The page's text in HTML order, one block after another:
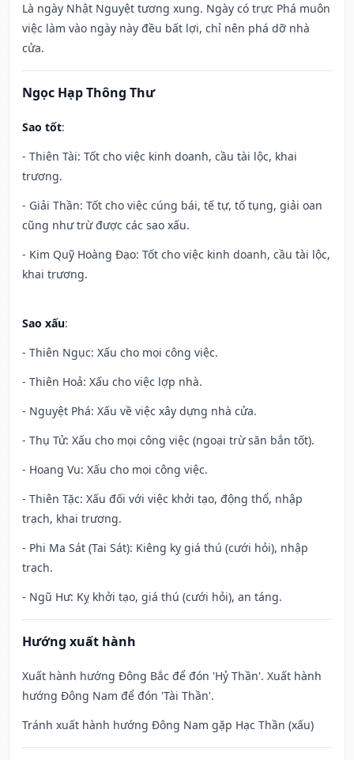
Là ngày Nhật Nguyệt tương xung. Ngày có trực Phá muôn
việc làm vào ngày này đều bất lợi, chỉ nên phá dỡ nhà
cửa.
Ngọc Hạp Thông Thư
Sao tốt:
- Thiên Tài: Tốt cho việc kinh doanh, cầu tài lộc, khai
trương.
- Giải Thần: Tốt cho việc cúng bái, tế tự, tố tụng, giải oan
cũng như trừ được các sao xấu.
- Kim Quỹ Hoàng Đạo: Tốt cho việc kinh doanh, cầu tài lộc,
khai trương.
Sao xấu:
- Thiên Ngục: Xấu cho mọi công việc.
- Thiên Hoả: Xấu cho việc lợp nhà.
- Nguyệt Phá: Xấu về việc xây dựng nhà cửa.
- Thụ Tử: Xấu cho mọi công việc (ngoại trừ săn bắn tốt).
- Hoang Vu: Xấu cho mọi công việc.
- Thiên Tặc: Xấu đối với việc khởi tạo, động thổ, nhập
trạch, khai trương.
- Phi Ma Sát (Tai Sát): Kiêng kỵ giá thú (cưới hỏi), nhập
trạch.
- Ngũ Hư: Kỵ khởi tạo, giá thú (cưới hỏi), an táng.
Hướng xuất hành
Xuất hành hướng Đông Bắc để đón 'Hỷ Thần'. Xuất hành
hướng Đông Nam để đón 'Tài Thần'.
Tránh xuất hành hướng Đông Nam gặp Hạc Thần (xấu)